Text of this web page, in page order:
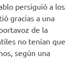
persiguió a los
gracias a una
de la
no tenían que
según una